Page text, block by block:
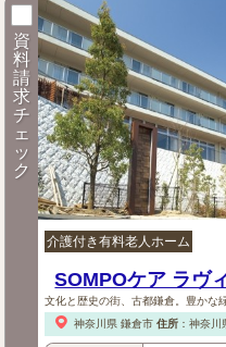
資
料
請
求
チ
ェ
ッ
ク
介護付き有料老人ホーム
SOMPOケア ラヴ
文化と歴史の街、古都鎌倉。豊かな
神奈川県 鎌倉市 住所： 神奈川